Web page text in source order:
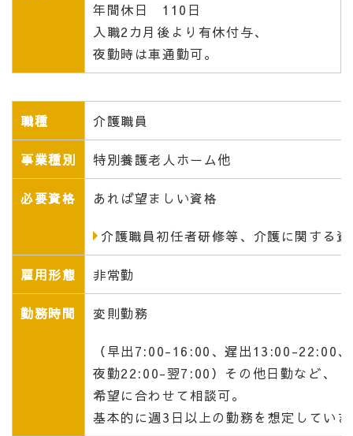
年間休日 110日
入職2カ月後より有休付与、
夜勤時は車通勤可。
職種 介護職員
事業種別 特別養護老人ホーム他
必要資格 あれば望ましい資格
介護職員初任者研修等、介護に関する
雇用形態 非常勤
勤務時間 変則勤務
（早出7:00-16:00、遅出13:00-22:00、
夜勤22:00-翌7:00）その他日勤など、
希望に合わせて相談可。
基本的に週3日以上の勤務を想定してい